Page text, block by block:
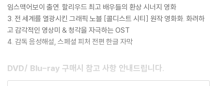
임스맥어보이 출연. 할리우드 최고 배우들의 환상 시너지 영화
3. 전 세계를 열광시킨 그래픽 노블 [콜디스트 시티] 원작 영화화. 화려하
고 감각적인 영상미 & 청각을 자극하는 OST
4. 감독 음성해설, 스페셜 피처 전편 한글 자막
DVD/ Blu-ray 구매시 참고 사항 안내드립니다.